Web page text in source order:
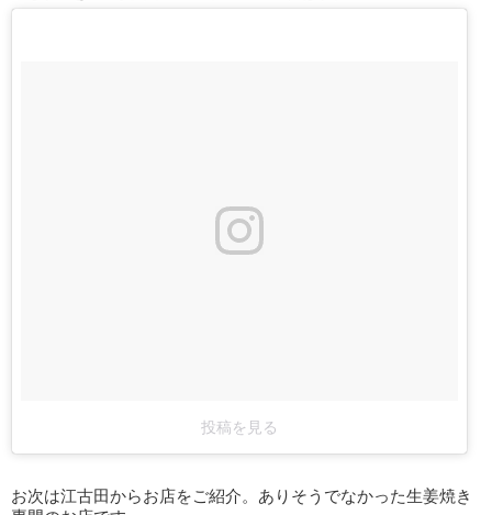
投稿を見る
お次は江古田からお店をご紹介。ありそうでなかった生姜焼き